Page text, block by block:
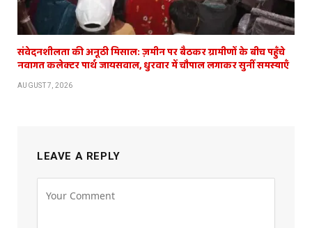
संवेदनशीलता की अनूठी मिसाल: ज़मीन पर बैठकर ग्रामीणों के बीच पहुँचे
नवागत कलेक्टर पार्थ जायसवाल, धुरवार में चौपाल लगाकर सुनीं समस्याएँ
AUGUST 7, 2026
LEAVE A REPLY